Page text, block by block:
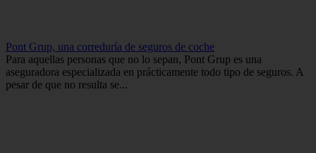
Pont Grup, una correduría de seguros de coche
Para aquellas personas que no lo sepan, Pont Grup es una
aseguradora especializada en prácticamente todo tipo de seguros. A
pesar de que no resulta se...